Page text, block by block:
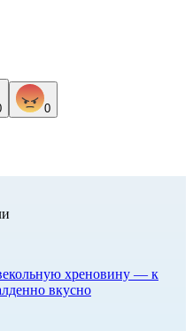
0
хреновину — к
вкусно